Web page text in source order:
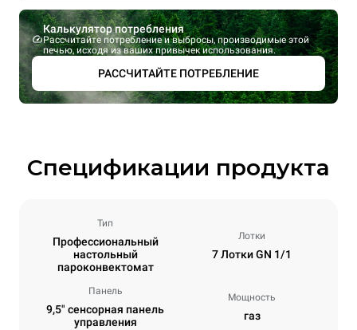
Калькулятор потребления
Рассчитайте потребление и выбросы, производимые этой
печью, исходя из ваших привычек использования.
РАССЧИТАЙТЕ ПОТРЕБЛЕНИЕ
Спецификации продукта
Тип
Профессиональный
настольный
пароконвектомат
Лотки
7 Лотки GN 1/1
Панель
9,5" сенсорная панель
управления
Мощность
газ